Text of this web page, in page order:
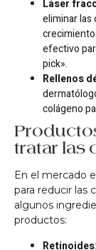
Láser
eliminar las
efectivo
pick».
Rellenos
colágeno
tratar las
En el mercado
para reducir las
algunos
productos:
Retinoides